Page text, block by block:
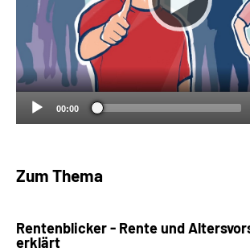
Inhalte in Gebärdensprache (DGS)
Leichte Sprache
00:00
Zum Thema
Rentenblicker - Rente und
erklärt